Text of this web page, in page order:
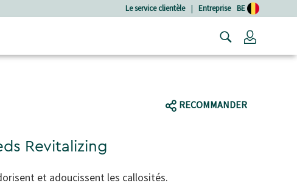
Le service clientèle | Entreprise BE
RECOMMANDER
Revitalizing
et adoucissent les callosités.